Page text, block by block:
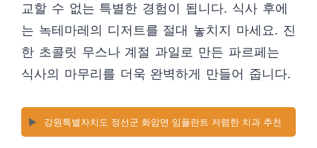
교할 수 없는 특별한 경험이 됩니다. 식사 후에
는 녹테마레의 디저트를 절대 놓치지 마세요. 진
한 초콜릿 무스나 계절 과일로 만든 파르페는
식사의 마무리를 더욱 완벽하게 만들어 줍니다.
▶️ 강원특별자치도 정선군 화암면 임플란트 저렴한 치과 추천